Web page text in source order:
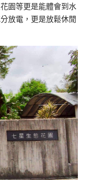
園等更是能體會到水
放電，更是放鬆休閒